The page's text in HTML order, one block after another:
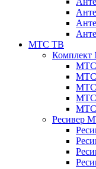
МТС ТВ
МТС
МТС
МТС
МТС
МТС
Ресивер